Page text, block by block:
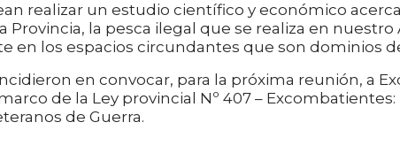
realizar un estudio científico y económico
Provincia, la pesca ilegal que se realiza en nuestro
en los espacios circundantes que son dominios
en convocar, para la próxima reunión, a
de la Ley provincial Nº 407 –
de Guerra.